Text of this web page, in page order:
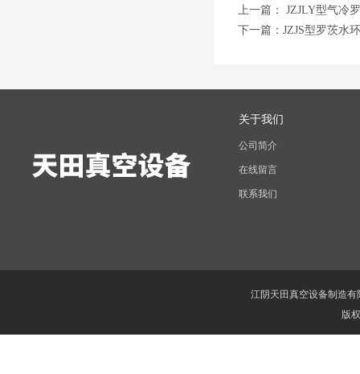
上一篇： JZJLY型气冷
下一篇： JZJS型罗茨水
关于我们
公司简介
在线留言
联系我们
江阴天田真空设备制造
版